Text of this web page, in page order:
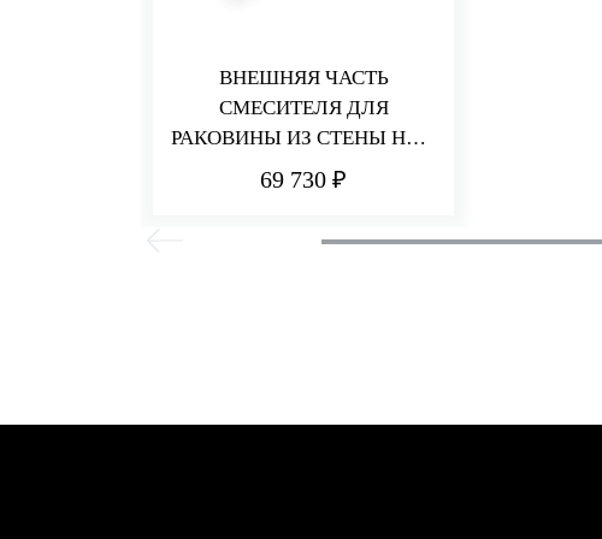
ВНЕШНЯЯ ЧАСТЬ
СМЕСИТЕЛЯ ДЛЯ
РАКОВИНЫ ИЗ СТЕНЫ НА 3
ОТВЕРСТИЯ 173 ММ HEDO
69 730 ₽